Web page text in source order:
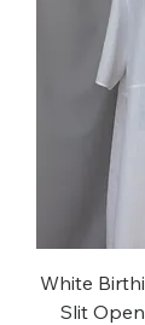
White
Slit